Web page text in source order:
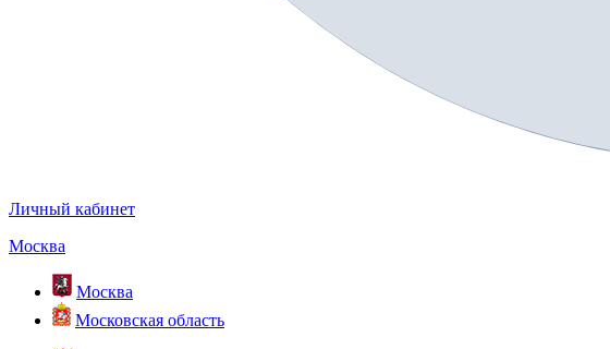
Личный кабинет
Москва
Москва
Московская область